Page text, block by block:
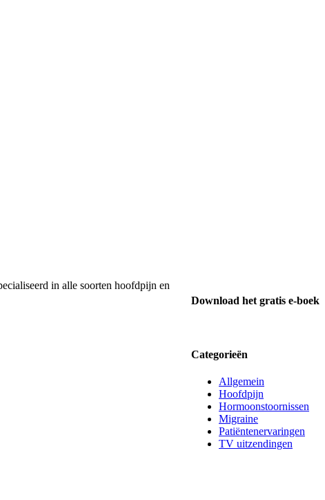
Download het gratis e-boek
Categorieën
Allgemein
Hoofdpijn
Hormoonstoornissen
Migraine
Patiëntenervaringen
TV uitzendingen
in alle soorten hoofdpijn en